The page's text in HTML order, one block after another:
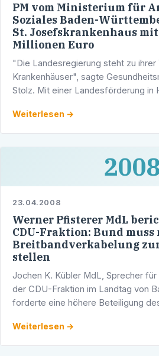
PM vom Ministerium für
Soziales Baden-
St. Josefskrankenhaus
Millionen Euro
"Die Landesregierung steht zu
Krankenhäuser", sagte
Stolz. Mit einer Landesförderung in
Weiterlesen →
2008
23.04.2008
Werner Pfisterer MdL
CDU-Fraktion: Bund
Breitbandverkabelung
stellen
Jochen K. Kübler MdL, Sprecher für
der CDU-Fraktion im Landtag von
forderte eine höhere Beteiligung
Weiterlesen →